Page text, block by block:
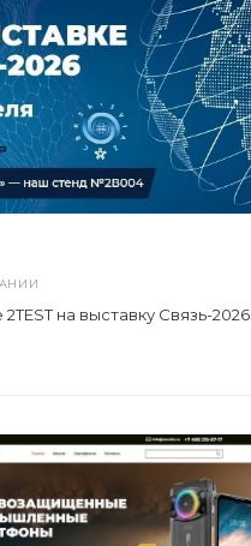
на выставку Связь-2026